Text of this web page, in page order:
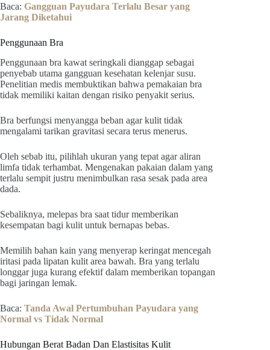
Baca: Gangguan Payudara Terlalu Besar yang
Jarang Diketahui
Penggunaan Bra
Penggunaan bra kawat seringkali dianggap sebagai
penyebab utama gangguan kesehatan kelenjar susu.
Penelitian medis membuktikan bahwa pemakaian bra
tidak memiliki kaitan dengan risiko penyakit serius.
Bra berfungsi menyangga beban agar kulit tidak
mengalami tarikan gravitasi secara terus menerus.
Oleh sebab itu, pilihlah ukuran yang tepat agar aliran
limfa tidak terhambat. Mengenakan pakaian dalam yang
terlalu sempit justru menimbulkan rasa sesak pada area
dada.
Sebaliknya, melepas bra saat tidur memberikan
kesempatan bagi kulit untuk bernapas bebas.
Memilih bahan kain yang menyerap keringat mencegah
iritasi pada lipatan kulit area bawah. Bra yang terlalu
longgar juga kurang efektif dalam memberikan topangan
bagi jaringan lemak.
Baca: Tanda Awal Pertumbuhan Payudara yang
Normal vs Tidak Normal
Hubungan Berat Badan Dan Elastisitas Kulit